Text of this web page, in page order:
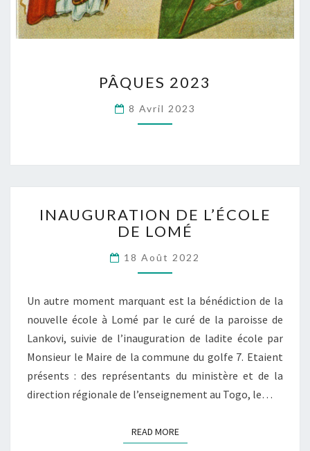
2023
PÂQUES 2023
8 Avril 2023
DE
L’ÉCOLE
LOMÉ
INAUGURATION DE L’ÉCOLE
DE LOMÉ
18 Août 2022
Un autre moment marquant est la bénédiction de la
nouvelle école à Lomé par le curé de la paroisse de
Lankovi, suivie de l’inauguration de ladite école par
Monsieur le Maire de la commune du golfe 7. Etaient
présents : des représentants du ministère et de la
direction régionale de l’enseignement au Togo, le…
READ MOREREAD MORE